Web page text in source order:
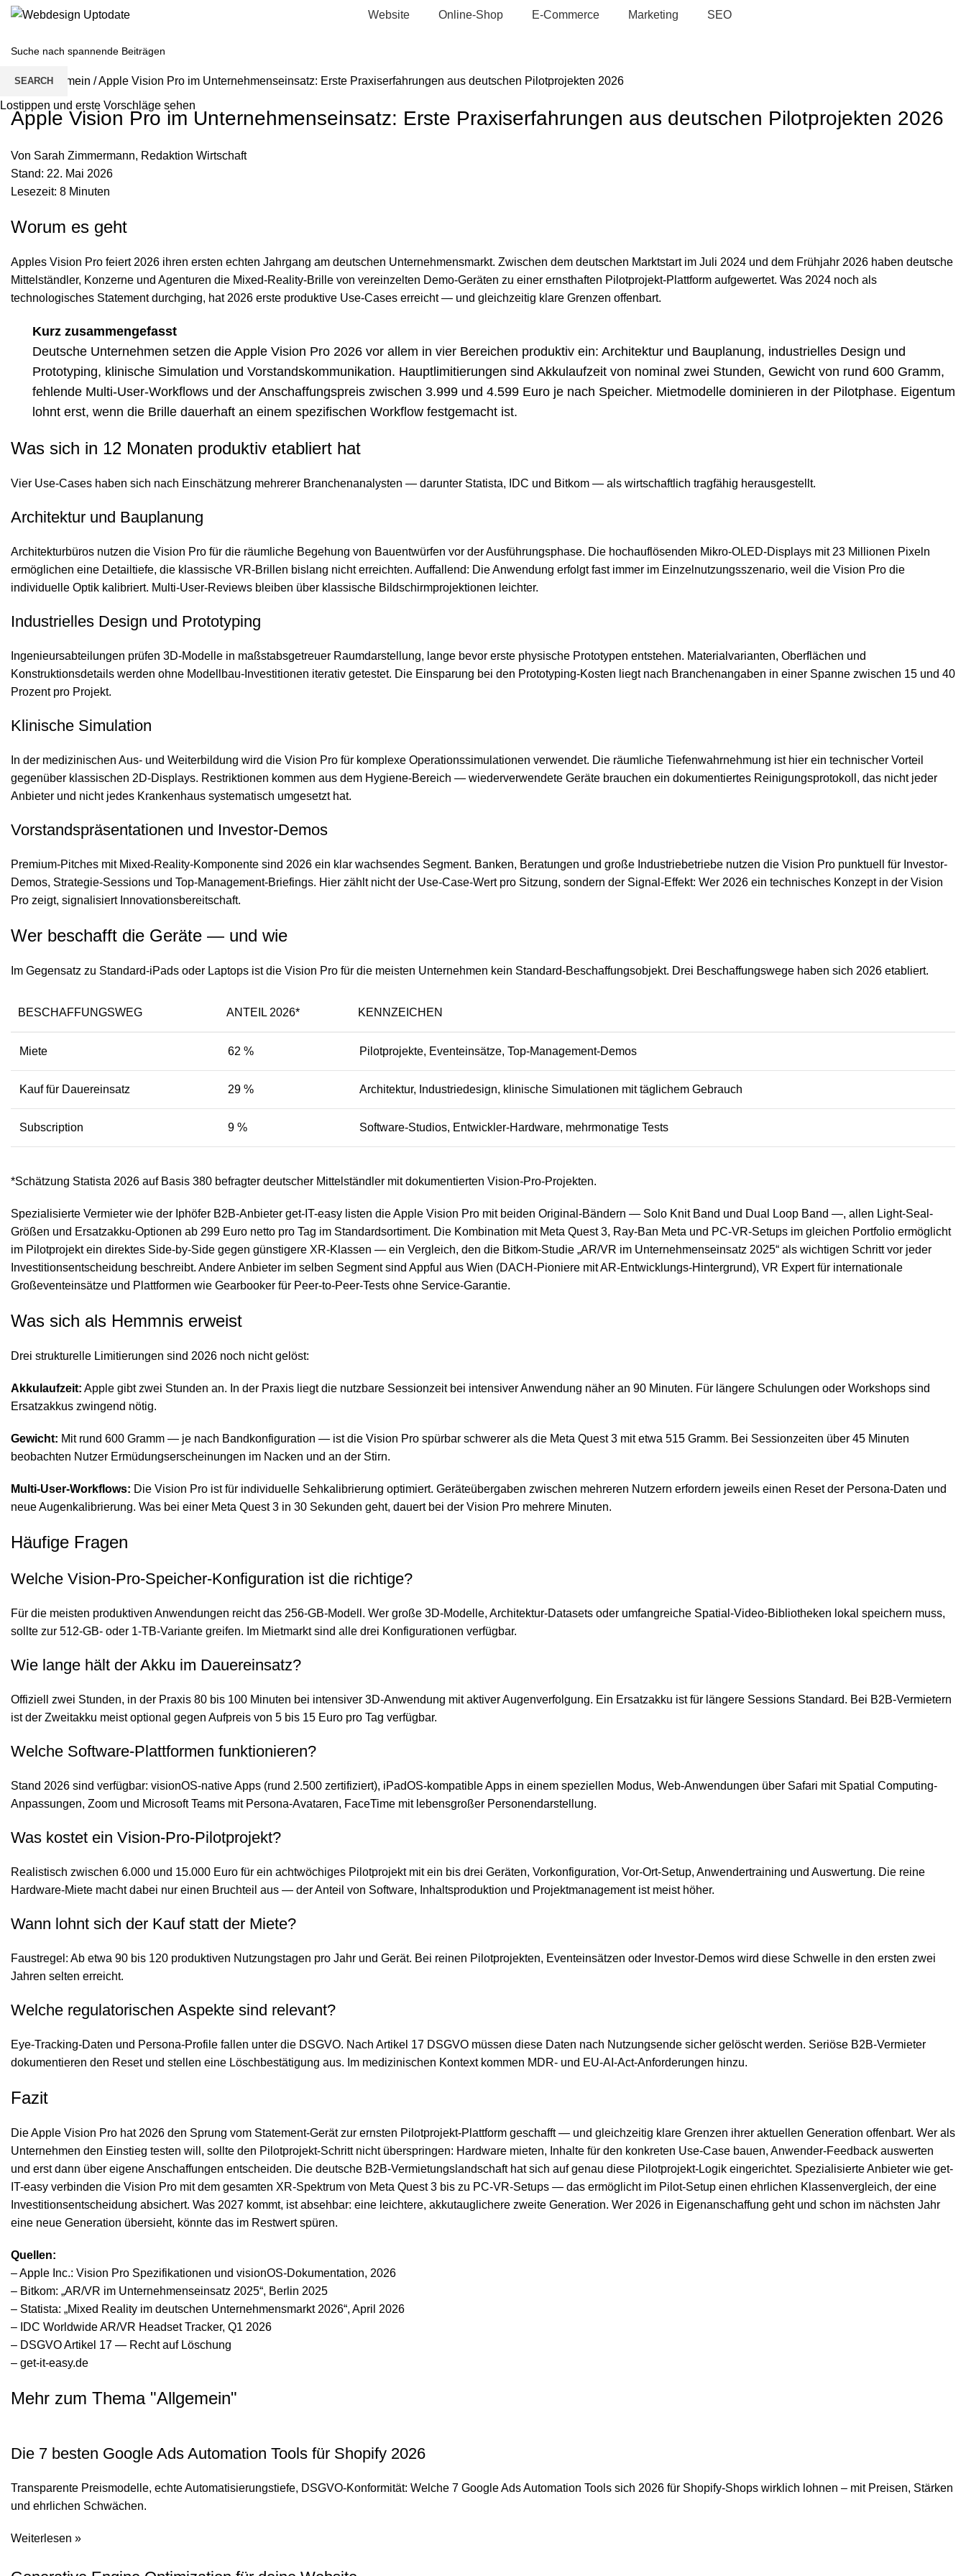
Website Online-Shop E-Commerce Marketing SEO
Home/Allgemein /Apple Vision Pro im Unternehmenseinsatz: Erste Praxiserfahrungen aus deutschen Pilotprojekten 2026
Apple Vision Pro im Unternehmenseinsatz: Erste Praxiserfahrungen aus deutschen Pilotprojekten 2026
Von Sarah Zimmermann, Redaktion Wirtschaft
Stand: 22. Mai 2026
Lesezeit: 8 Minuten
Worum es geht
Apples Vision Pro feiert 2026 ihren ersten echten Jahrgang am deutschen Unternehmensmarkt. Zwischen dem deutschen Marktstart im Juli 2024 und dem Frühjahr 2026 haben deutsche
Mittelständler, Konzerne und Agenturen die Mixed-Reality-Brille von vereinzelten Demo-Geräten zu einer ernsthaften Pilotprojekt-Plattform aufgewertet. Was 2024 noch als
technologisches Statement durchging, hat 2026 erste produktive Use-Cases erreicht — und gleichzeitig klare Grenzen offenbart.
Kurz zusammengefasst
Deutsche Unternehmen setzen die Apple Vision Pro 2026 vor allem in vier Bereichen produktiv ein: Architektur und Bauplanung, industrielles Design und
Prototyping, klinische Simulation und Vorstandskommunikation. Hauptlimitierungen sind Akkulaufzeit von nominal zwei Stunden, Gewicht von rund 600 Gramm,
fehlende Multi-User-Workflows und der Anschaffungspreis zwischen 3.999 und 4.599 Euro je nach Speicher. Mietmodelle dominieren in der Pilotphase. Eigentum
lohnt erst, wenn die Brille dauerhaft an einem spezifischen Workflow festgemacht ist.
Was sich in 12 Monaten produktiv etabliert hat
Vier Use-Cases haben sich nach Einschätzung mehrerer Branchenanalysten — darunter Statista, IDC und Bitkom — als wirtschaftlich tragfähig herausgestellt.
Architektur und Bauplanung
Architekturbüros nutzen die Vision Pro für die räumliche Begehung von Bauentwürfen vor der Ausführungsphase. Die hochauflösenden Mikro-OLED-Displays mit 23 Millionen Pixeln
ermöglichen eine Detailtiefe, die klassische VR-Brillen bislang nicht erreichten. Auffallend: Die Anwendung erfolgt fast immer im Einzelnutzungsszenario, weil die Vision Pro die
individuelle Optik kalibriert. Multi-User-Reviews bleiben über klassische Bildschirmprojektionen leichter.
Industrielles Design und Prototyping
Ingenieursabteilungen prüfen 3D-Modelle in maßstabsgetreuer Raumdarstellung, lange bevor erste physische Prototypen entstehen. Materialvarianten, Oberflächen und
Konstruktionsdetails werden ohne Modellbau-Investitionen iterativ getestet. Die Einsparung bei den Prototyping-Kosten liegt nach Branchenangaben in einer Spanne zwischen 15 und 40
Prozent pro Projekt.
Klinische Simulation
In der medizinischen Aus- und Weiterbildung wird die Vision Pro für komplexe Operationssimulationen verwendet. Die räumliche Tiefenwahrnehmung ist hier ein technischer Vorteil
gegenüber klassischen 2D-Displays. Restriktionen kommen aus dem Hygiene-Bereich — wiederverwendete Geräte brauchen ein dokumentiertes Reinigungsprotokoll, das nicht jeder
Anbieter und nicht jedes Krankenhaus systematisch umgesetzt hat.
Vorstandspräsentationen und Investor-Demos
Premium-Pitches mit Mixed-Reality-Komponente sind 2026 ein klar wachsendes Segment. Banken, Beratungen und große Industriebetriebe nutzen die Vision Pro punktuell für Investor-
Demos, Strategie-Sessions und Top-Management-Briefings. Hier zählt nicht der Use-Case-Wert pro Sitzung, sondern der Signal-Effekt: Wer 2026 ein technisches Konzept in der Vision
Pro zeigt, signalisiert Innovationsbereitschaft.
Wer beschafft die Geräte — und wie
Im Gegensatz zu Standard-iPads oder Laptops ist die Vision Pro für die meisten Unternehmen kein Standard-Beschaffungsobjekt. Drei Beschaffungswege haben sich 2026 etabliert.
BESCHAFFUNGSWEG ANTEIL 2026* KENNZEICHEN
Miete 62 % Pilotprojekte, Eventeinsätze, Top-Management-Demos
Kauf für Dauereinsatz 29 % Architektur, Industriedesign, klinische Simulationen mit täglichem Gebrauch
Subscription 9 % Software-Studios, Entwickler-Hardware, mehrmonatige Tests
*Schätzung Statista 2026 auf Basis 380 befragter deutscher Mittelständler mit dokumentierten Vision-Pro-Projekten.
Spezialisierte Vermieter wie der Iphöfer B2B-Anbieter get-IT-easy listen die Apple Vision Pro mit beiden Original-Bändern — Solo Knit Band und Dual Loop Band —, allen Light-Seal-
Größen und Ersatzakku-Optionen ab 299 Euro netto pro Tag im Standardsortiment. Die Kombination mit Meta Quest 3, Ray-Ban Meta und PC-VR-Setups im gleichen Portfolio ermöglicht
im Pilotprojekt ein direktes Side-by-Side gegen günstigere XR-Klassen — ein Vergleich, den die Bitkom-Studie „AR/VR im Unternehmenseinsatz 2025“ als wichtigen Schritt vor jeder
Investitionsentscheidung beschreibt. Andere Anbieter im selben Segment sind Appful aus Wien (DACH-Pioniere mit AR-Entwicklungs-Hintergrund), VR Expert für internationale
Großeventeinsätze und Plattformen wie Gearbooker für Peer-to-Peer-Tests ohne Service-Garantie.
Was sich als Hemmnis erweist
Drei strukturelle Limitierungen sind 2026 noch nicht gelöst:
Akkulaufzeit: Apple gibt zwei Stunden an. In der Praxis liegt die nutzbare Sessionzeit bei intensiver Anwendung näher an 90 Minuten. Für längere Schulungen oder Workshops sind
Ersatzakkus zwingend nötig.
Gewicht: Mit rund 600 Gramm — je nach Bandkonfiguration — ist die Vision Pro spürbar schwerer als die Meta Quest 3 mit etwa 515 Gramm. Bei Sessionzeiten über 45 Minuten
beobachten Nutzer Ermüdungserscheinungen im Nacken und an der Stirn.
Multi-User-Workflows: Die Vision Pro ist für individuelle Sehkalibrierung optimiert. Geräteübergaben zwischen mehreren Nutzern erfordern jeweils einen Reset der Persona-Daten und
neue Augenkalibrierung. Was bei einer Meta Quest 3 in 30 Sekunden geht, dauert bei der Vision Pro mehrere Minuten.
Häufige Fragen
Welche Vision-Pro-Speicher-Konfiguration ist die richtige?
Für die meisten produktiven Anwendungen reicht das 256-GB-Modell. Wer große 3D-Modelle, Architektur-Datasets oder umfangreiche Spatial-Video-Bibliotheken lokal speichern muss,
sollte zur 512-GB- oder 1-TB-Variante greifen. Im Mietmarkt sind alle drei Konfigurationen verfügbar.
Wie lange hält der Akku im Dauereinsatz?
Offiziell zwei Stunden, in der Praxis 80 bis 100 Minuten bei intensiver 3D-Anwendung mit aktiver Augenverfolgung. Ein Ersatzakku ist für längere Sessions Standard. Bei B2B-Vermietern
ist der Zweitakku meist optional gegen Aufpreis von 5 bis 15 Euro pro Tag verfügbar.
Welche Software-Plattformen funktionieren?
Stand 2026 sind verfügbar: visionOS-native Apps (rund 2.500 zertifiziert), iPadOS-kompatible Apps in einem speziellen Modus, Web-Anwendungen über Safari mit Spatial Computing-
Anpassungen, Zoom und Microsoft Teams mit Persona-Avataren, FaceTime mit lebensgroßer Personendarstellung.
Was kostet ein Vision-Pro-Pilotprojekt?
Realistisch zwischen 6.000 und 15.000 Euro für ein achtwöchiges Pilotprojekt mit ein bis drei Geräten, Vorkonfiguration, Vor-Ort-Setup, Anwendertraining und Auswertung. Die reine
Hardware-Miete macht dabei nur einen Bruchteil aus — der Anteil von Software, Inhaltsproduktion und Projektmanagement ist meist höher.
Wann lohnt sich der Kauf statt der Miete?
Faustregel: Ab etwa 90 bis 120 produktiven Nutzungstagen pro Jahr und Gerät. Bei reinen Pilotprojekten, Eventeinsätzen oder Investor-Demos wird diese Schwelle in den ersten zwei
Jahren selten erreicht.
Welche regulatorischen Aspekte sind relevant?
Eye-Tracking-Daten und Persona-Profile fallen unter die DSGVO. Nach Artikel 17 DSGVO müssen diese Daten nach Nutzungsende sicher gelöscht werden. Seriöse B2B-Vermieter
dokumentieren den Reset und stellen eine Löschbestätigung aus. Im medizinischen Kontext kommen MDR- und EU-AI-Act-Anforderungen hinzu.
Fazit
Die Apple Vision Pro hat 2026 den Sprung vom Statement-Gerät zur ernsten Pilotprojekt-Plattform geschafft — und gleichzeitig klare Grenzen ihrer aktuellen Generation offenbart. Wer als
Unternehmen den Einstieg testen will, sollte den Pilotprojekt-Schritt nicht überspringen: Hardware mieten, Inhalte für den konkreten Use-Case bauen, Anwender-Feedback auswerten
und erst dann über eigene Anschaffungen entscheiden. Die deutsche B2B-Vermietungslandschaft hat sich auf genau diese Pilotprojekt-Logik eingerichtet. Spezialisierte Anbieter wie get-
IT-easy verbinden die Vision Pro mit dem gesamten XR-Spektrum von Meta Quest 3 bis zu PC-VR-Setups — das ermöglicht im Pilot-Setup einen ehrlichen Klassenvergleich, der eine
Investitionsentscheidung absichert. Was 2027 kommt, ist absehbar: eine leichtere, akkutauglichere zweite Generation. Wer 2026 in Eigenanschaffung geht und schon im nächsten Jahr
eine neue Generation übersieht, könnte das im Restwert spüren.
Quellen:
– Apple Inc.: Vision Pro Spezifikationen und visionOS-Dokumentation, 2026
– Bitkom: „AR/VR im Unternehmenseinsatz 2025“, Berlin 2025
– Statista: „Mixed Reality im deutschen Unternehmensmarkt 2026“, April 2026
– IDC Worldwide AR/VR Headset Tracker, Q1 2026
– DSGVO Artikel 17 — Recht auf Löschung
– get-it-easy.de
Mehr zum Thema "Allgemein"
Die 7 besten Google Ads Automation Tools für Shopify 2026
Transparente Preismodelle, echte Automatisierungstiefe, DSGVO-Konformität: Welche 7 Google Ads Automation Tools sich 2026 für Shopify-Shops wirklich lohnen – mit Preisen, Stärken
und ehrlichen Schwächen.
Weiterlesen »
SEARCH
Lostippen und erste Vorschläge sehen